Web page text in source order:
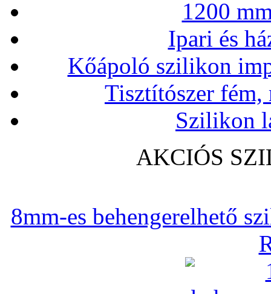
1200
Ipari és
Kőápoló szilikon
Tisztítószer
Szilikon
AKCIÓS
8mm-es behengerelhető